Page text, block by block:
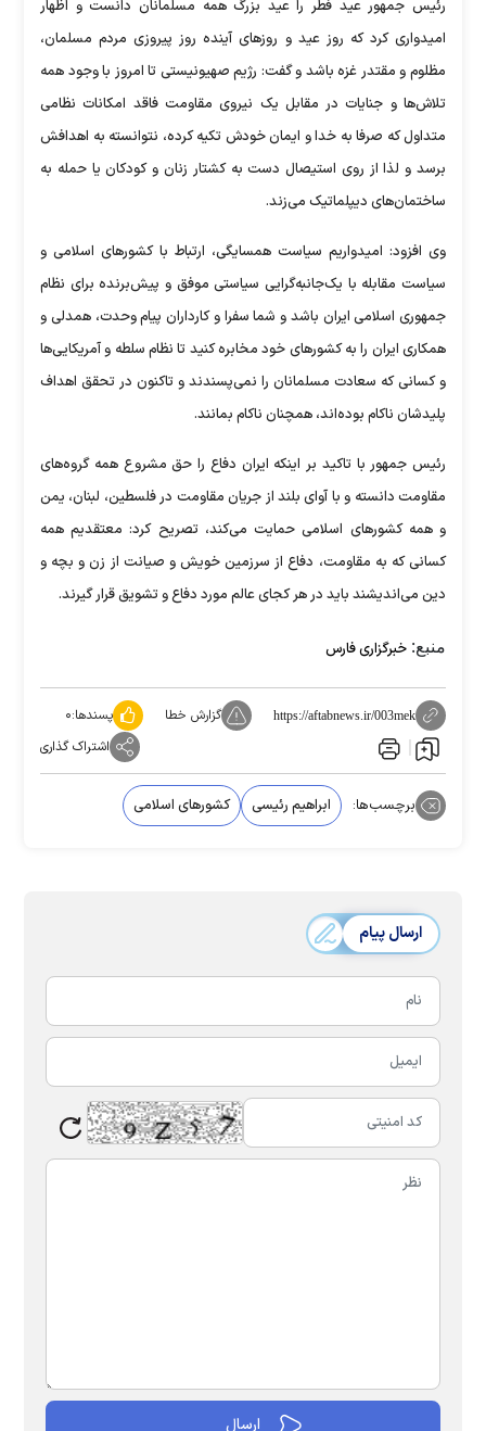
رئیس جمهور عید فطر را عید بزرگ همه مسلمانان دانست و اظهار
امیدواری کرد که روز عید و روز‌های آینده روز پیروزی مردم مسلمان،
مظلوم و مقتدر غزه باشد و گفت: رژیم صهیونیستی تا امروز با وجود همه
تلاش‌ها و جنایات در مقابل یک نیروی مقاومت فاقد امکانات نظامی
متداول که صرفا به خدا و ایمان خودش تکیه کرده، نتوانسته به اهدافش
برسد و لذا از روی استیصال دست به کشتار زنان و کودکان یا حمله به
ساختمان‌های دیپلماتیک می‌زند.
وی افزود: امیدواریم سیاست همسایگی، ارتباط با کشور‌های اسلامی و
سیاست مقابله با یک‌جانبه‌گرایی سیاستی موفق و پیش‌برنده برای نظام
جمهوری اسلامی ایران باشد و شما سفرا و کارداران پیام وحدت، همدلی و
همکاری ایران را به کشور‌های خود مخابره کنید تا نظام سلطه و آمریکایی‌ها
و کسانی که سعادت مسلمانان را نمی‌پسندند و تاکنون در تحقق اهداف
پلیدشان ناکام بوده‌اند، همچنان ناکام بمانند.
رئیس جمهور با تاکید بر اینکه ایران دفاع را حق مشروع همه گروه‌های
مقاومت دانسته و با آوای بلند از جریان مقاومت در فلسطین، لبنان، یمن
و همه کشور‌های اسلامی حمایت می‌کند، تصریح کرد: معتقدیم همه
کسانی که به مقاومت، دفاع از سرزمین خویش و صیانت از زن و بچه و
دین می‌اندیشند باید در هر کجای عالم مورد دفاع و تشویق قرار گیرند.
منبع: خبرگزاری فارس
https://aftabnews.ir/003mek گزارش خطا پسندها:۰
اشتراک گذاری
برچسب‌ها: ابراهیم رئیسی کشورهای اسلامی
ارسال پیام